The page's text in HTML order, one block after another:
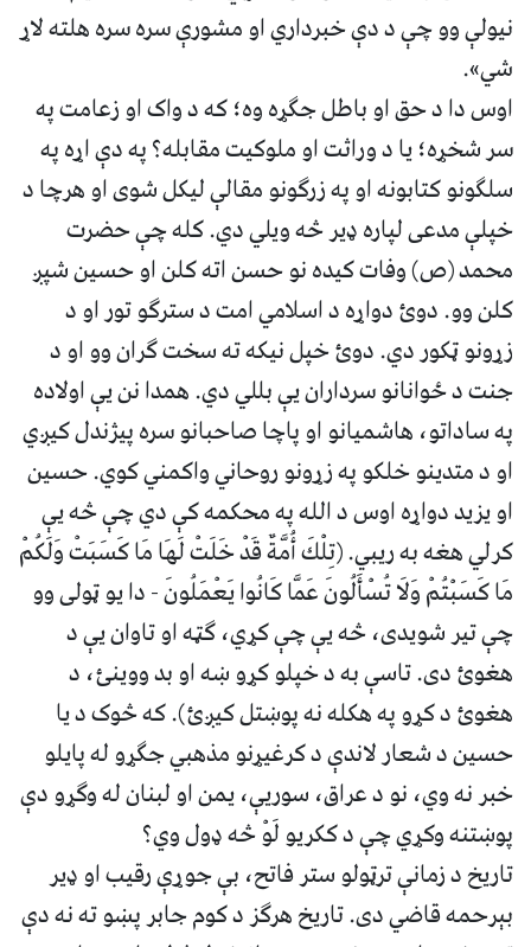
نیولې وو چې د دې خبرداري او مشورې سره سره هلته لاړ
شي».
اوس دا د حق او باطل جګړه وه؛ که د واک او زعامت په
سر شخړه؛ یا د وراثت او ملوکیت مقابله؟ په دې اړه په
سلګونو کتابونه او په زرګونو مقالې لیکل شوی او هرچا د
خپلې مدعی لپاره ډیر څه ویلي دي. کله چې حضرت
محمد (ص) وفات کیده نو حسن اته کلن او حسین شپږ
کلن وو. دوئ دواړه د اسلامي امت د سترګو تور او د
زړونو ټکور دي. دوئ خپل نیکه ته سخت ګران وو او د
جنت د ځوانانو سرداران یې بللي دي. همدا نن یې اولاده
په ساداتو، هاشمیانو او پاچا صاحبانو سره پیژندل کیږي
او د متدینو خلکو په زړونو روحاني واکمني کوي. حسین
او یزید دواړه اوس د الله په محکمه کې دي چې څه یې
کرلي هغه به ریبي. (تِلْكَ أُمَّةٌ قَدْ خَلَتْ لَهَا مَا كَسَبَتْ وَلَكُمْ
مَا كَسَبْتُمْ وَلَا تُسْأَلُونَ عَمَّا كَانُوا يَعْمَلُونَ - دا یو ټولی وو
چې تیر شویدی، څه یې چې کړي، ګټه او تاوان یې د
هغوئ دی. تاسې به د خپلو کړو ښه او بد ووینئ، د
هغوئ د کړو په هکله نه پوښتل کیږئ). که څوک د یا
حسین د شعار لاندې د کرغیړنو مذهبي جګړو له پایلو
خبر نه وي، نو د عراق، سوریې، یمن او لبنان له وګړو دې
پوښتنه وکړي چې د ککریو لَوْ څه ډول وي؟
تاریخ د زمانې ترټولو ستر فاتح، بې جوړې رقیب او ډیر
بېرحمه قاضي دی. تاریخ هرګز د کوم جابر پښو ته نه دې